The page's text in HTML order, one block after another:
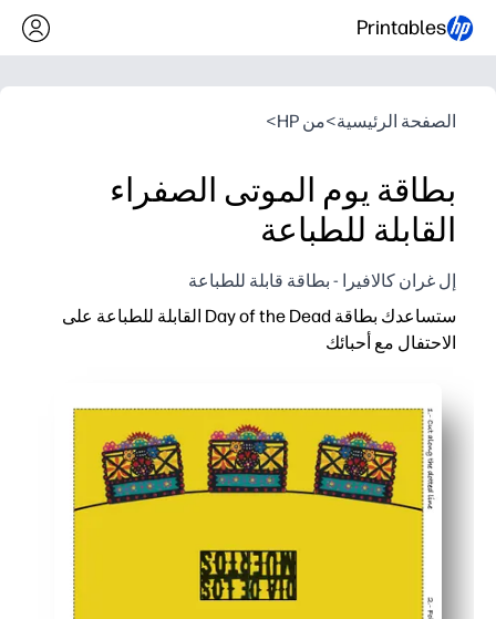
Printables
الصفحة الرئيسية>من HP >
بطاقة يوم الموتى الصفراء
القابلة للطباعة
إل غران كالافيرا - بطاقة قابلة للطباعة
ستساعدك بطاقة Day of the Dead القابلة للطباعة على
الاحتفال مع أحبائك